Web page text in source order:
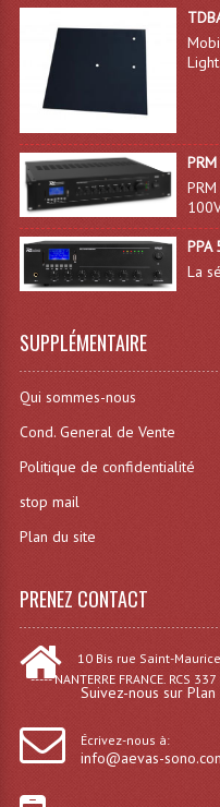
Flight Cases
Flight
Flight-
Flight-
Sac
Rack 19"
PPA
La
SUPPLÉMENTAIRE
Qui sommes-nous
Cond. General de Vente
Politique de confidentialité
stop mail
Plan du site
PRENEZ CONTACT
10 Bis rue Saint-
----- NANTERRE FRANCE. RCS
Suivez-nous sur Plan
Écrivez-nous à:
info@aevas-